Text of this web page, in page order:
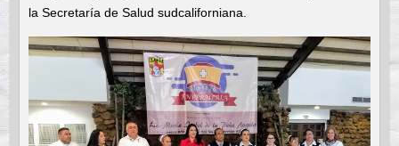
la Secretaría de Salud sudcaliforniana.